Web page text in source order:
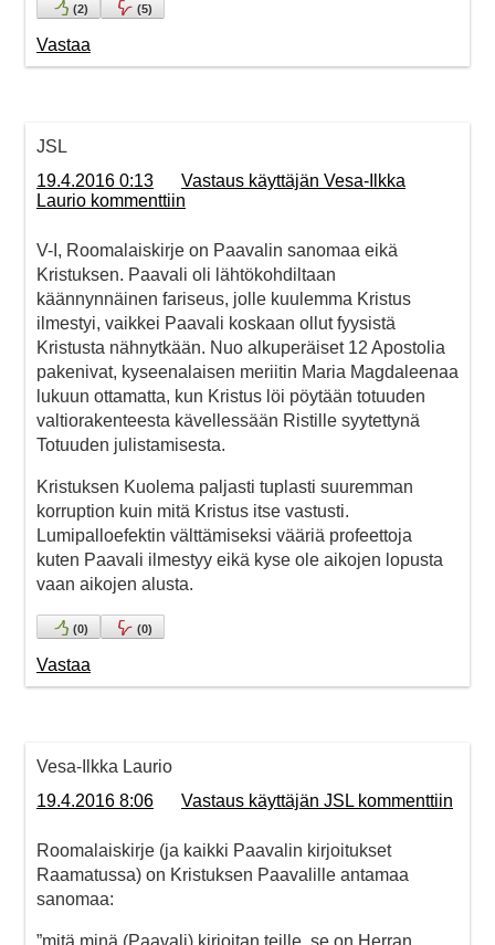
(2) (5)
Vastaa
JSL
19.4.2016 0:13
Vastaus käyttäjän Vesa-Ilkka
Laurio kommenttiin
V-I, Roomalaiskirje on Paavalin sanomaa eikä
Kristuksen. Paavali oli lähtökohdiltaan
käännynnäinen fariseus, jolle kuulemma Kristus
ilmestyi, vaikkei Paavali koskaan ollut fyysistä
Kristusta nähnytkään. Nuo alkuperäiset 12 Apostolia
pakenivat, kyseenalaisen meriitin Maria Magdaleenaa
lukuun ottamatta, kun Kristus löi pöytään totuuden
valtiorakenteesta kävellessään Ristille syytettynä
Totuuden julistamisesta.
Kristuksen Kuolema paljasti tuplasti suuremman
korruption kuin mitä Kristus itse vastusti.
Lumipalloefektin välttämiseksi vääriä profeettoja
kuten Paavali ilmestyy eikä kyse ole aikojen lopusta
vaan aikojen alusta.
(0) (0)
Vastaa
Vesa-Ilkka Laurio
19.4.2016 8:06
Vastaus käyttäjän JSL kommenttiin
Roomalaiskirje (ja kaikki Paavalin kirjoitukset
Raamatussa) on Kristuksen Paavalille antamaa
sanomaa:
”mitä minä (Paavali) kirjoitan teille, se on Herran